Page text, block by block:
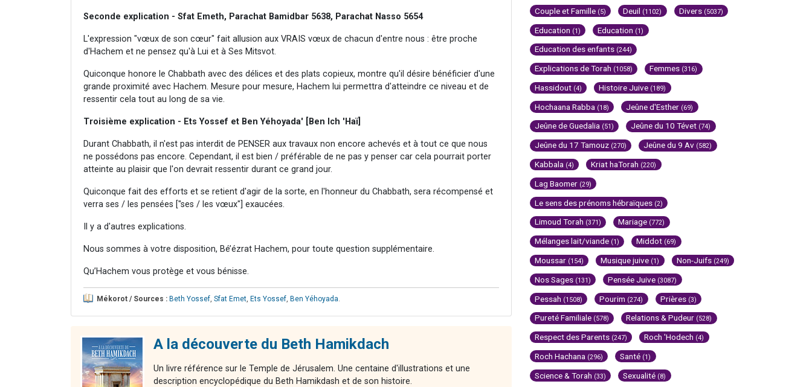
Seconde explication - Sfat Emeth, Parachat Bamidbar 5638, Parachat Nasso 5654
L'expression "vœux de son cœur" fait allusion aux VRAIS vœux de chacun d'entre nous : être proche
d'Hachem et ne pensez qu'à Lui et à Ses Mitsvot.
Quiconque honore le Chabbath avec des délices et des plats copieux, montre qu'il désire bénéficier d'une
grande proximité avec Hachem. Mesure pour mesure, Hachem lui permettra d'atteindre ce niveau et de
ressentir cela tout au long de sa vie.
Troisième explication - Ets Yossef et Ben Yéhoyada' [Ben Ich 'Haï]
Durant Chabbath, il n'est pas interdit de PENSER aux travaux non encore achevés et à tout ce que nous
ne possédons pas encore. Cependant, il est bien / préférable de ne pas y penser car cela pourrait porter
atteinte au plaisir que l'on devrait ressentir durant ce grand jour.
Quiconque fait des efforts et se retient d'agir de la sorte, en l'honneur du Chabbath, sera récompensé et
verra ses / les pensées ["ses / les vœux"] exaucées.
Il y a d'autres explications.
Nous sommes à votre disposition, Bé’ézrat Hachem, pour toute question supplémentaire.
Qu’Hachem vous protège et vous bénisse.
Mékorot / Sources : Beth Yossef Sfat Emet Ets Yossef Ben Yéhoyada
A la découverte du Beth Hamikdach
Un livre référence sur le Temple de Jérusalem. Une centaine d'illustrations et une
description encyclopédique du Beth Hamikdash et de son histoire.
Couple et Famille (5) Deuil (1102) Divers (5037)
Education (1) Education (1)
Education des enfants (244)
Explications de Torah (1058) Femmes (316)
Hassidout (4) Histoire Juive (189)
Hochaana Rabba (18) Jeûne d'Esther (69)
Jeûne de Guedalia (51) Jeûne du 10 Tévet (74)
Jeûne du 17 Tamouz (270) Jeûne du 9 Av (582)
Kabbala (4) Kriat haTorah (220)
Lag Baomer (29)
Le sens des prénoms hébraïques (2)
Limoud Torah (371) Mariage (772)
Mélanges lait/viande (1) Middot (69)
Moussar (154) Musique juive (1) Non-Juifs (249)
Nos Sages (131) Pensée Juive (3087)
Pessah (1508) Pourim (274) Prières (3)
Pureté Familiale (578) Relations & Pudeur (528)
Respect des Parents (247) Roch 'Hodech (4)
Roch Hachana (296) Santé (1)
Science & Torah (33) Sexualité (8)